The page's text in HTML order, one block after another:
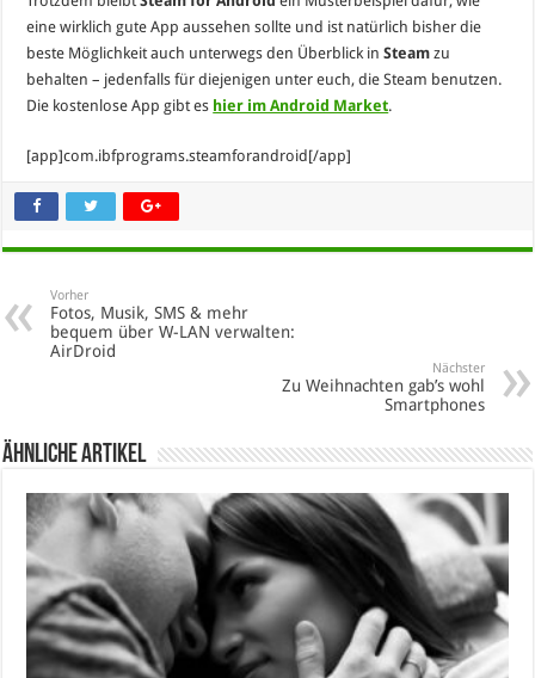
eine wirklich gute App aussehen sollte und ist natürlich bisher die
beste Möglichkeit auch unterwegs den Überblick inSteam zu
behalten – jedenfalls für diejenigen unter euch, die Steam benutzen.
Die kostenlose App gibt es hier im Android Market.
[app]com.ibfprograms.steamforandroid[/app]
Vorher
Fotos, Musik, SMS & mehr
bequem über W-LAN verwalten:
AirDroid
Nächster
Zu Weihnachten gab’s wohl
Smartphones
Ähnliche Artikel